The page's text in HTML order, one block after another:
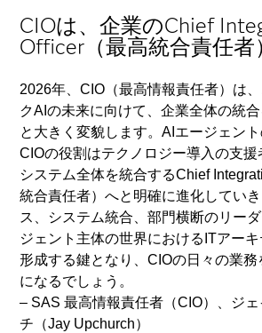
CIOは、企業のChief
Officer（最高統合責任者
2026年、CIO（最高情報責任者）は
クAIの未来に向けて、企業全体の統
と大きく変貌します。AIエージェント
CIOの役割はテクノロジー導入の支援
システム全体を統合するChief
統合責任者）へと明確に進化してい
ス、システム統合、部門横断のリー
ジェント主体の世界におけるITアー
形成する鍵となり、CIOの日々の業務
になるでしょう。
– SAS 最高情報責任者（CIO）、ジ
チ（Jay Upchurch）